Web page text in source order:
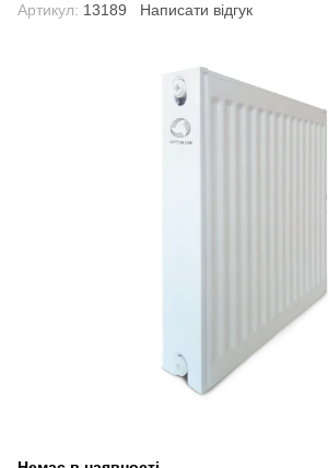
Артикул: 13189 Написати відгук